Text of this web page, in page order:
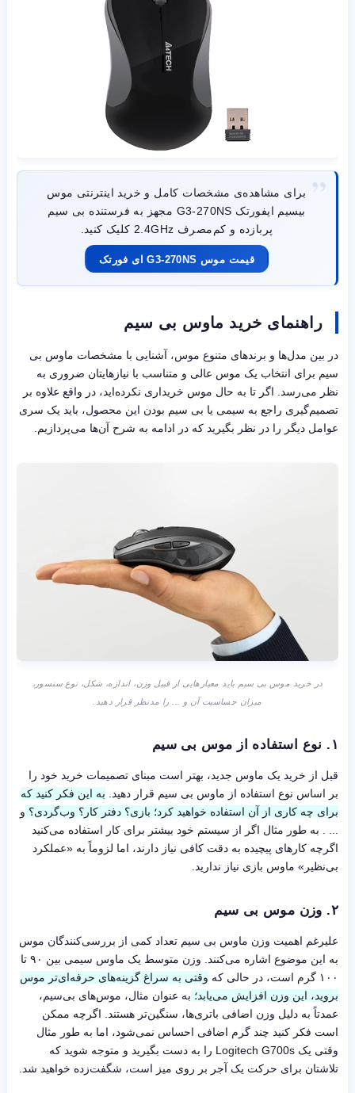
برای مشاهده‌ی مشخصات کامل و خرید اینترنتی موس
بیسیم ایفورتک G3-270NS مجهز به فرستنده بی سیم
پربازده و کم‌مصرف 2.4GHz کلیک کنید.
قیمت موس G3-270NS ای فورتک
راهنمای خرید ماوس بی سیم
در بین مدل‌ها و برندهای متنوع موس، آشنایی با مشخصات ماوس بی
سیم برای انتخاب یک موس عالی و متناسب با نیازهایتان ضروری به
نظر می‌رسد. اگر تا به حال موس خریداری نکرده‌اید، در واقع علاوه بر
تصمیم‌گیری راجع به سیمی یا بی سیم بودن این محصول، باید یک سری
عوامل دیگر را در نظر بگیرید که در ادامه به شرح آن‌ها می‌پردازیم.
در خرید موس بی سیم باید معیارهایی از قبیل وزن، اندازه، شکل، نوع سنسور،
میزان حساسیت آن و ... را مدنظر قرار دهید.
۱. نوع استفاده از موس بی سیم
قبل از خرید یک ماوس جدید، بهتر است مبنای تصمیمات خرید خود را
بر اساس نوع استفاده از ماوس بی سیم قرار دهید. به این فکر کنید که
برای چه کاری از آن استفاده خواهید کرد؛ بازی؟ دفتر کار؟ وب‌گردی؟ و
... . به طور مثال اگر از سیستم خود بیشتر برای کار استفاده می‌کنید
اگرچه کارهای پیچیده به دقت کافی نیاز دارند، اما لزوماً به «عملکرد
بی‌نظیر» ماوس بازی نیاز ندارید.
۲. وزن موس بی سیم
علیرغم اهمیت وزن ماوس بی سیم تعداد کمی از بررسی‌کنندگان موس
به این موضوع اشاره می‌کنند. وزن متوسط یک ماوس سیمی بین ۹۰ تا
۱۰۰ گرم است، در حالی که
وقتی به سراغ گزینه‌های حرفه‌ای‌تر موس
بروید، این وزن افزایش می‌یابد؛ به عنوان مثال، موس‌های بی‌سیم،
عمدتاً به دلیل وزن اضافی باتری‌ها، سنگین‌تر هستند. اگرچه ممکن
است فکر کنید چند گرم اضافی احساس نمی‌شود، اما به طور مثال
وقتی یک Logitech G700s را به دست بگیرید و متوجه شوید که
تلاشتان برای حرکت یک آجر بر روی میز است، شگفت‌زده خواهید شد.